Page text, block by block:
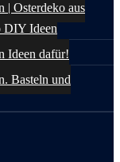
| Osterdeko aus
DIY Ideen
Ideen dafür!
Basteln und